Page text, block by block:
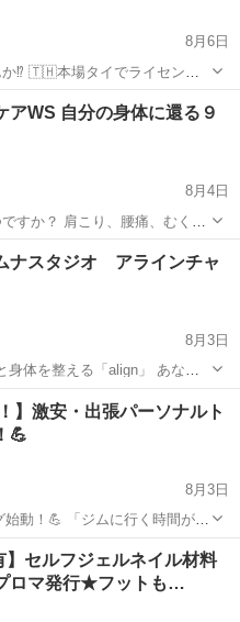
8月6日
ンス
ジ タイ式
アWS 自分の身体に還る９
8月4日
腰痛、むく
を「年齢だから」「仕方な
ジ 肩こり
ナスタジオ アラインチャ
8月3日
身体を整える「align」 あなた
そして心と身体のお守りとなる
れたスタジオです。 ...
の他 ヤムナ
】激安・出張パーソナルト
💪
8月3日
行く時間がな
なたの自宅が、今すぐ“専属ジ
ム”になります。 💸破格のプラン 体験：1回1,000円 継続...
パーソナルトレーニング
】セルフジェルネイル材料
ロマ発行★フットも…